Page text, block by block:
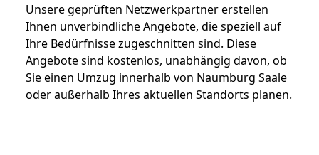
Unsere geprüften Netzwerkpartner erstellen
Ihnen unverbindliche Angebote, die speziell auf
Ihre Bedürfnisse zugeschnitten sind. Diese
Angebote sind kostenlos, unabhängig davon, ob
Sie einen Umzug innerhalb von Naumburg Saale
oder außerhalb Ihres aktuellen Standorts planen.